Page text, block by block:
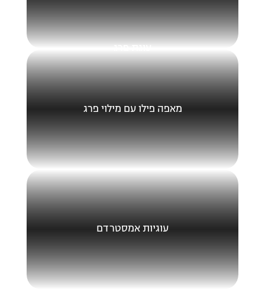
מאפה פילו עם מילוי פרג
עוגיות אמסטרדם